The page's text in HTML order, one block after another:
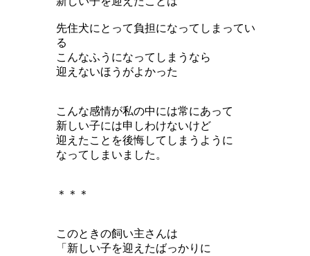
先住犬にとって負担になってしまってい
る
こんなふうになってしまうなら
迎えないほうがよかった
こんな感情が私の中には常にあって
新しい子には申しわけないけど
迎えたことを後悔してしまうように
なってしまいました。
＊＊＊
このときの飼い主さんは
「新しい子を迎えたばっかりに